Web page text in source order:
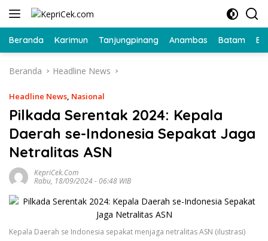
Langsung
Beranda Karimun Tanjungpinang Anambas Batam
Beranda Headline News
Headline News, Nasional
Pilkada Serentak 2024: Kepala
Daerah se-Indonesia Sepakat Jaga
Netralitas ASN
KepriCek.com
Rabu, 18/09/2024 - 06:48 WIB
Kepala Daerah se Indonesia sepakat menjaga netralitas ASN (ilustrasi)